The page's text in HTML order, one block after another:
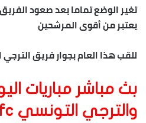
تغير الوضع تماما بعد صعود
يعتبر من أقوى المرشحين
للقب هذا العام بجوار فريق
بث مباشر مباريات